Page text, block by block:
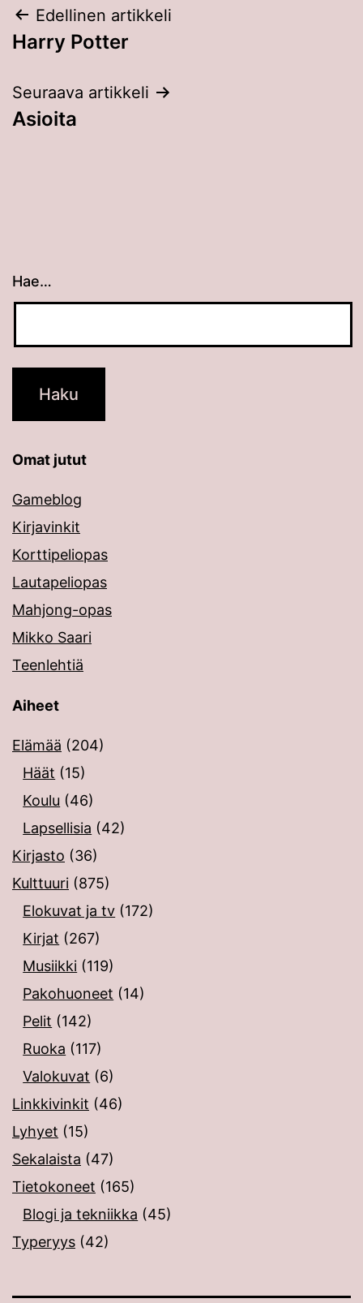
Artikkelien
selaus
Edellinen artikkeli
Harry Potter
Seuraava artikkeli
Asioita
Hae…
Kun tuloksia tulee, voit selata niitä
Omat jutut
Gameblog
Kirjavinkit
Korttipeliopas
Lautapeliopas
Mahjong-opas
Mikko Saari
Teenlehtiä
Aiheet
Elämää (204)
Häät (15)
Koulu (46)
Lapsellisia (42)
Kirjasto (36)
Kulttuuri (875)
Elokuvat ja tv (172)
Kirjat (267)
Musiikki (119)
Pakohuoneet (14)
Pelit (142)
Ruoka (117)
Valokuvat (6)
Linkkivinkit (46)
Lyhyet (15)
Sekalaista (47)
Tietokoneet (165)
Blogi ja tekniikka (45)
Typeryys (42)